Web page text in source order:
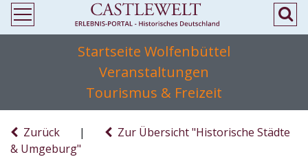
Startseite Wolfenbüttel
Veranstaltungen
Tourismus & Freizeit
Zurück |
Zur Übersicht "Historische Städte
& Umgeburg"